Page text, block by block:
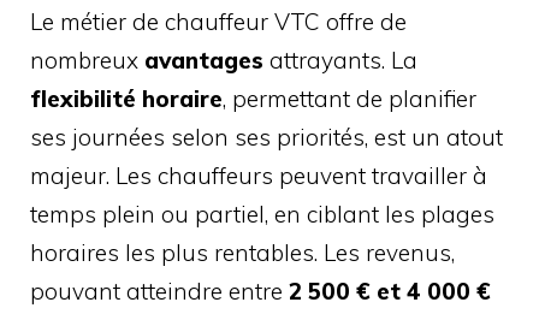
Le métier de chauffeur VTC offre de
nombreux avantages attrayants. La
flexibilité horaire, permettant de planifier
ses journées selon ses priorités, est un atout
majeur. Les chauffeurs peuvent travailler à
temps plein ou partiel, en ciblant les plages
horaires les plus rentables. Les revenus,
pouvant atteindre entre 2 500 € et 4 000 €